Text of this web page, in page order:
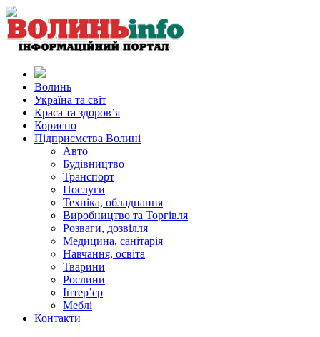
Волинь
Україна та світ
Краса та здоров’я
Корисно
Підприємства Волині
Авто
Будівництво
Транспорт
Послуги
Техніка, обладнання
Виробництво та Торгівля
Розваги, дозвілля
Медицина, санітарія
Навчання, освіта
Тварини
Рослини
Інтер’єр
Меблі
Контакти